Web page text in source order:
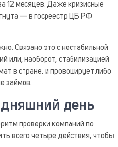
12 месяцев. Даже кризисные
— в госреестр ЦБ РФ
Связано это с нестабильной
или, наоборот, стабилизацией
в стране, и провоцирует либо
займов.
день
проверки компаний по
всего четыре действия, чтобы